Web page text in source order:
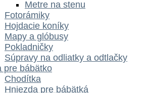
Metre na stenu
Fotorámiky
Hojdacie koníky
Mapy a glóbusy
Pokladničky
Súpravy na odliatky a odtlačky
pre bábätko
Chodítka
Hniezda pre bábätká